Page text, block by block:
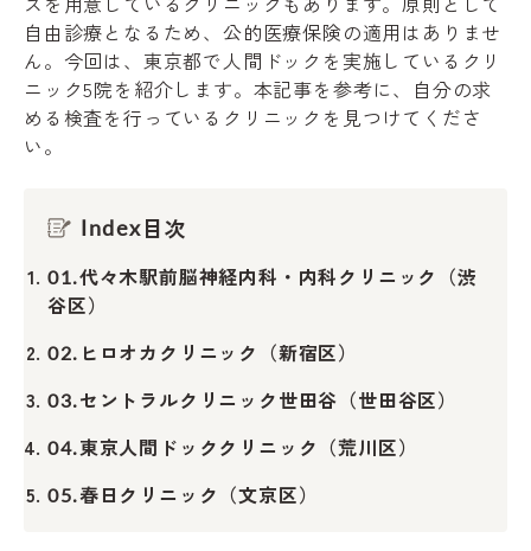
自由診療となるため、公的医療保険の適用はありませ
ん。今回は、東京都で人間ドックを実施しているクリ
ニック5院を紹介します。本記事を参考に、自分の求
める検査を行っているクリニックを見つけてくださ
い。
Index目次
01.代々木駅前脳神経内科・内科クリニック（渋
谷区）
02. ヒロオカクリニック（新宿区）
03.セントラルクリニック世田谷（世田谷区）
04.東京人間ドッククリニック（荒川区）
05.春日クリニック（文京区）